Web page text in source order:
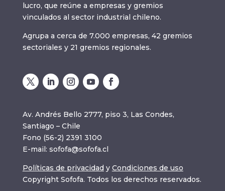
lucro, que reúne a empresas y gremios
vinculados al sector industrial chileno.
Agrupa a cerca de 7.000 empresas, 42 gremios
sectoriales y 21 gremios regionales.
Av. Andrés Bello 2777, piso 3, Las Condes,
Santiago – Chile
Fono (56-2) 2391 3100
E-mail: sofofa@sofofa.cl
Políticas de privacidad y Condiciones de uso
Copyright Sofofa. Todos los derechos reservados.